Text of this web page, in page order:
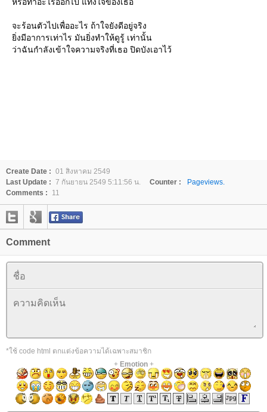
จะร้อนตัวไปเพื่ออะไร ถ้าใจยังดีอยู่จริง
ยิ่งมีอาการเท่าไร มันยิ่งทำให้ดูรู้ เท่านั้น
ว่าฉันกำลังเข้าใจความจริงที่เธอ ปิดบังเอาไว้
Create Date : 01 สิงหาคม 2549
Last Update : 7 กันยายน 2549 5:11:56 น. Counter :
Pageviews.
Comments :
11
Comment
*ใช้ code html ตกแต่งข้อความได้เฉพาะสมาชิก
+ Emotion+